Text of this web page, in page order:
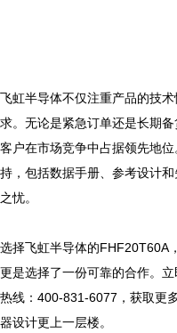
飞虹半导体不仅注重产品的技
求。无论是紧急订单还是长期
客户在市场竞争中占据领先地
持，包括数据手册、参考设计
之忧。
选择飞虹半导体的FHF20T60A
更是选择了一份可靠的合作。
热线：400-831-6077，获取更